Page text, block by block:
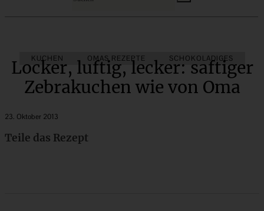
KUCHEN OMAS REZEPTE SCHOKOLADIGES
Locker, luftig, lecker: saftiger
Zebrakuchen wie von Oma
23. Oktober 2013
Teile das Rezept